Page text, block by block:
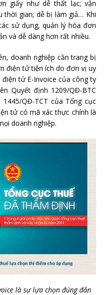
giấy như dễ thất lạc; vận
thời gian; dễ bị làm giả… Khi
sử dụng, quản lý hóa đơn
và dễ dàng hơn rất nhiều.
doanh nghiệp cần trang bị
điện tử tiện ích do đơn vị uy
tử E-Invoice của công ty
Quyết định 1209/QĐ-BTC
QĐ-TCT của Tổng cục
tử có mã xác thực chính là
doanh nghiệp.
là sự lựa chọn đúng đắn